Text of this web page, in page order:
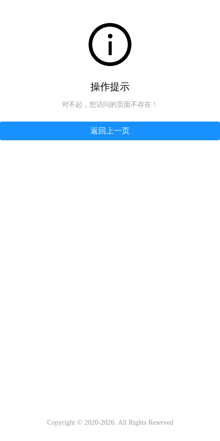
操作提示
对不起，您访问的页面不存在！
返回上一页
Copyright © 2020-2026. All Rights Reserved